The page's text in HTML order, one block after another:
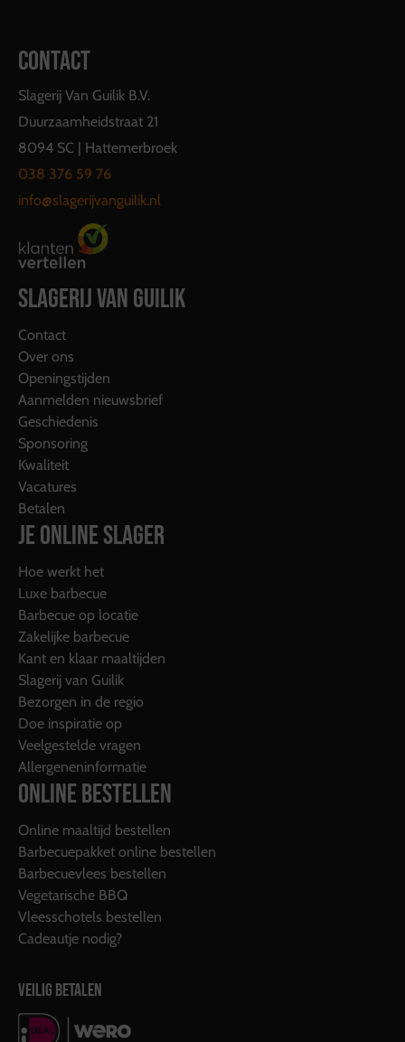
CONTACT
Slagerij Van Guilik B.V.
Duurzaamheidstraat 21
8094 SC | Hattemerbroek
038 376 59 76
info@slagerijvanguilik.nl
SLAGERIJ VAN GUILIK
Contact
Over ons
Openingstijden
Aanmelden nieuwsbrief
Geschiedenis
Sponsoring
Kwaliteit
Vacatures
Betalen
JE ONLINE SLAGER
Hoe werkt het
Luxe barbecue
Barbecue op locatie
Zakelijke barbecue
Kant en klaar maaltijden
Slagerij van Guilik
Bezorgen in de regio
Doe inspiratie op
Veelgestelde vragen
Allergeneninformatie
ONLINE BESTELLEN
Online maaltijd bestellen
Barbecuepakket online bestellen
Barbecuevlees bestellen
Vegetarische BBQ
Vleesschotels bestellen
Cadeautje nodig?
VEILIG BETALEN